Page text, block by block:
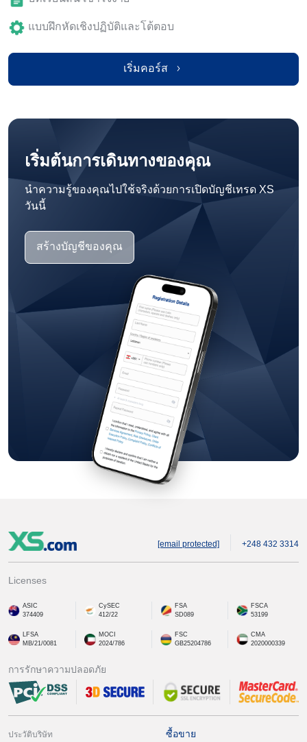
แบบฝึกหัดเชิงปฏิบัติและโต้ตอบ
เริ่มคอร์ส
เริ่มต้นการเดินทางของคุณ
นำความรู้ของคุณไปใช้จริงด้วยการเปิดบัญชีเทรด XS
วันนี้
สร้างบัญชีของคุณ
[email protected] +248 432 3314
Licenses
ASIC
374409
CySEC
412/22
FSA
SD089
FSCA
53199
LFSA
MB/21/0081
MOCI
2024/786
FSC
GB25204786
CMA
2020000339
การรักษาความปลอดภัย
ประวัติบริษัท ซื้อขาย